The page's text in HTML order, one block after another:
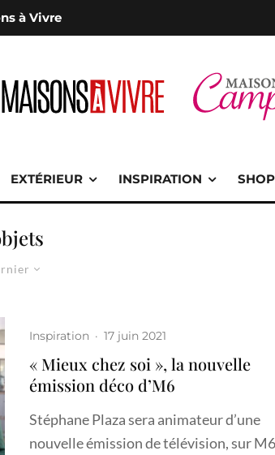
à Vivre
EXTÉRIEUR INSPIRATION
Inspiration · 17 juin 2021
« Mieux chez soi », la nouvelle
émission déco d’M6
Stéphane Plaza sera animateur d’une
nouvelle émission de télévision, sur